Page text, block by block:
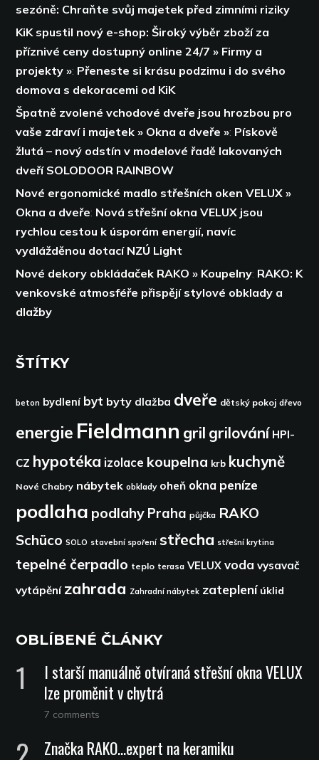
sezóně: Chraňte svůj majetek před zimními riziky
KiK spustil nový e-shop: Široký výběr zboží za
příznivé ceny dostupný online 24/7 » Firmy a
projekty »: Přeneste si krásu podzimu i do svého
domova s dekoracemi od KiK
Špatně zvolené vchodové dveře jsou hrozbou pro
vaše zdraví i majetek » Okna a dveře »: Pískově
žlutá – nový odstín v modelové řadě lakovaných
dveří SOLODOOR RAINBOW
Nové ergonomické madlo střešních oken VELUX »
Okna a dveře: Nová střešní okna VELUX jsou
rychlou cestou k úsporám energií, navíc
vydlážděnou dotací NZÚ Light
Nové dekory obkládaček RAKO » Koupelny: RAKO: K
venkovské atmosféře přispějí stylové obklady a
dlažby
ŠTÍTKY
beton bydlení byt byty dlažba dveře dětský pokoj dřevo
energie Fieldmann gril grilování HPI-
CZ hypotéka izolace koupelna krb kuchyně
Nové Chabry nábytek obklady oheň okna peníze
podlaha podlahy Praha půjčka RAKO
Schüco SOLO stavební spoření střecha střešní krytina
tepelné čerpadlo teplo terasa VELUX voda vysavač
vytápění zahrada Zahradní nábytek zateplení úklid
OBLÍBENÉ ČLÁNKY
I starší manuálně otvíraná střešní okna VELUX
lze proměnit v chytrá
7 comments
Značka RAKO…expert na keramiku